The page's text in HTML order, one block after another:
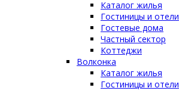
Каталог жилья
Гостиницы и отели
Гостевые дома
Частный сектор
Коттеджи
Волконка
Каталог жилья
Гостиницы и отели